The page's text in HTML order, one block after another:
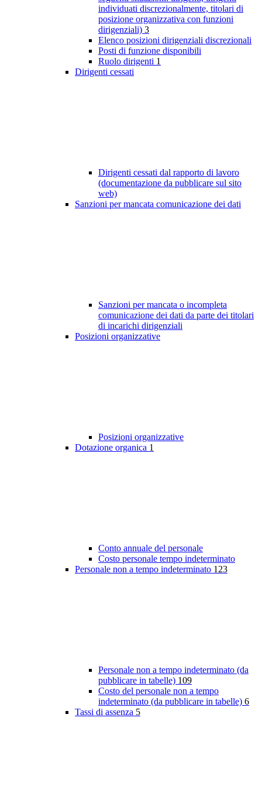
individuati discrezionalmente, titolari di
posizione organizzativa con funzioni
dirigenziali) 3
Elenco posizioni dirigenziali discrezionali
Posti di funzione disponibili
Ruolo dirigenti 1
Dirigenti cessati
Dirigenti cessati dal rapporto di lavoro
(documentazione da pubblicare sul sito
web)
Sanzioni per mancata comunicazione dei dati
Sanzioni per mancata o incompleta
comunicazione dei dati da parte dei titolari
di incarichi dirigenziali
Posizioni organizzative
Posizioni organizzative
Dotazione organica 1
Conto annuale del personale
Costo personale tempo indeterminato
Personale non a tempo indeterminato 123
Personale non a tempo indeterminato (da
pubblicare in tabelle) 109
Costo del personale non a tempo
indeterminato (da pubblicare in tabelle) 6
Tassi di assenza 5